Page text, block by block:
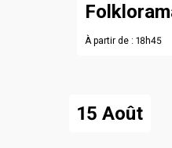
À partir de : 18h45
15 Août